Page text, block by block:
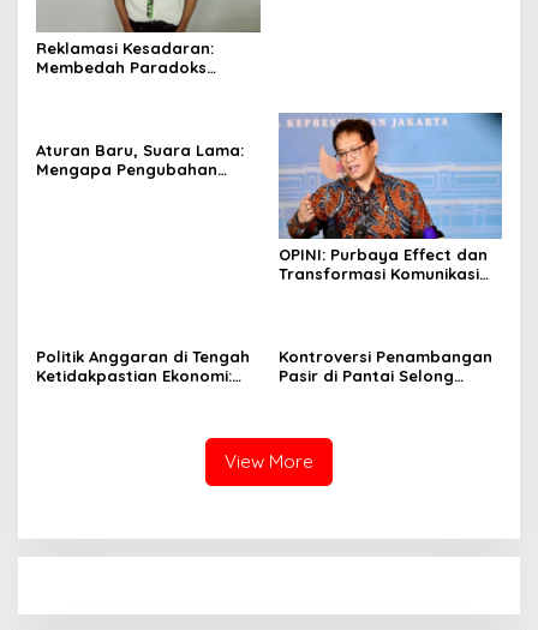
Reklamasi Kesadaran:
Membedah Paradoks
Aturan Baru, Suara Lama:
Mengapa Pengubahan
OPINI: Purbaya Effect dan
Transformasi Komunikasi
Politik Anggaran di Tengah
Ketidakpastian Ekonomi:
Kontroversi Penambangan
Pasir di Pantai Selong
View More